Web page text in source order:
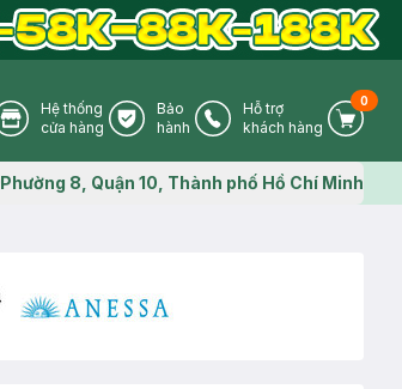
Store Icon
Hệ thống
cửa hàng
Warranty Icon
Bảo
hành
Phone Icon
Hỗ trợ
khách hàng
Cart
0
Map icon
Phường 8, Quận 10, Thành phố Hồ Chí Minh